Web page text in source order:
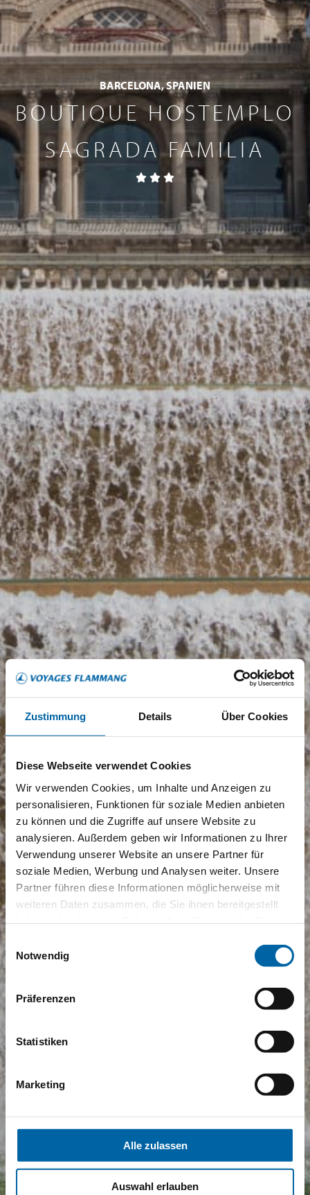
Zustimmung Details Über Cookies
Diese Webseite verwendet Cookies
Wir verwenden Cookies, um Inhalte und Anzeigen zu
personalisieren, Funktionen für soziale Medien anbieten
zu können und die Zugriffe auf unsere Website zu
analysieren. Außerdem geben wir Informationen zu Ihrer
Verwendung unserer Website an unsere Partner für
soziale Medien, Werbung und Analysen weiter. Unsere
Partner führen diese Informationen möglicherweise mit
weiteren Daten zusammen, die Sie ihnen bereitgestellt
Notwendig
Präferenzen
Statistiken
Marketing
Alle zulassen
Auswahl erlauben
BARCELONA, SPANIEN
BOUTIQUE HOSTEMPLO
SAGRADA FAMILIA